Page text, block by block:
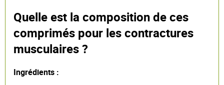
Quelle est la composition de ces
comprimés pour les contractures
musculaires ?
Ingrédients :